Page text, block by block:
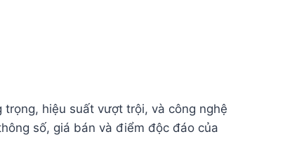
hiệu suất vượt trội, và công nghệ
số, giá bán và điểm độc đáo của